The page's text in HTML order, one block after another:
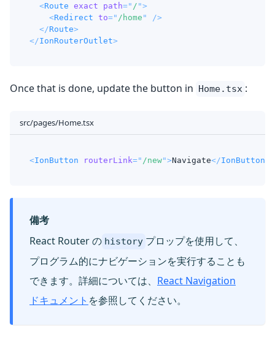
<Route exact path=" / ">
<Redirect to=" /home "
/>
</Route>
</IonRouterOutlet>
Once that is done, update the button in Home.tsx :
src/pages/Home.tsx
<IonButton routerLink=" /new">Navigate</IonButton
備考
React Router の history プロップを使用して、
プログラム的にナビゲーションを実行することも
できます。詳細については、 React Navigation
ドキュメント を参照してください。